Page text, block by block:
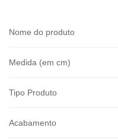
Nome do produto
Medida (em cm)
Tipo Produto
Acabamento